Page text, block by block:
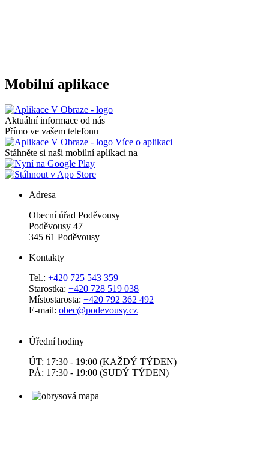
Mobilní aplikace
Aktuální informace od nás
Přímo ve vašem telefonu
Více o aplikaci
Stáhněte si naši mobilní aplikaci na
Adresa
Obecní úřad Poděvousy
Poděvousy 47
345 61 Poděvousy
Kontakty
Tel.: +420 725 543 359
Starostka: +420 728 519 038
Místostarosta: +420 792 362 492
E-mail: obec@podevousy.cz
Úřední hodiny
ÚT: 17:30 - 19:00 (KAŽDÝ TÝDEN)
PÁ: 17:30 - 19:00 (SUDÝ TÝDEN)